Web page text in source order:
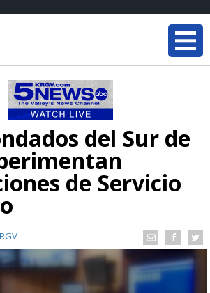
del Sur de
de Servicio